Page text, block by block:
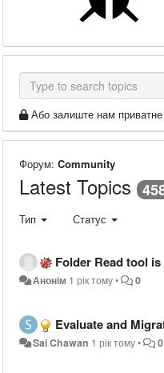
Або залиште нам
Форум: Community
Latest Topics
Тип Статус
Folder Read tool is not
Анонім 1 рік тому• 0
Evaluate and Migrate Warewolf
Sai Chawan 1 рік тому• 0